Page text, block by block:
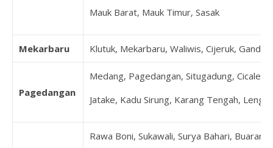
Mauk Barat, Mauk Timur, Sasak
Mekarbaru Klutuk, Mekarbaru, Waliwis, Cijeruk,
Pagedangan
Medang, Pagedangan, Situgadung,
Jatake, Kadu Sirung, Karang Tengah,
Rawa Boni, Sukawali, Surya Bahari, Buaran